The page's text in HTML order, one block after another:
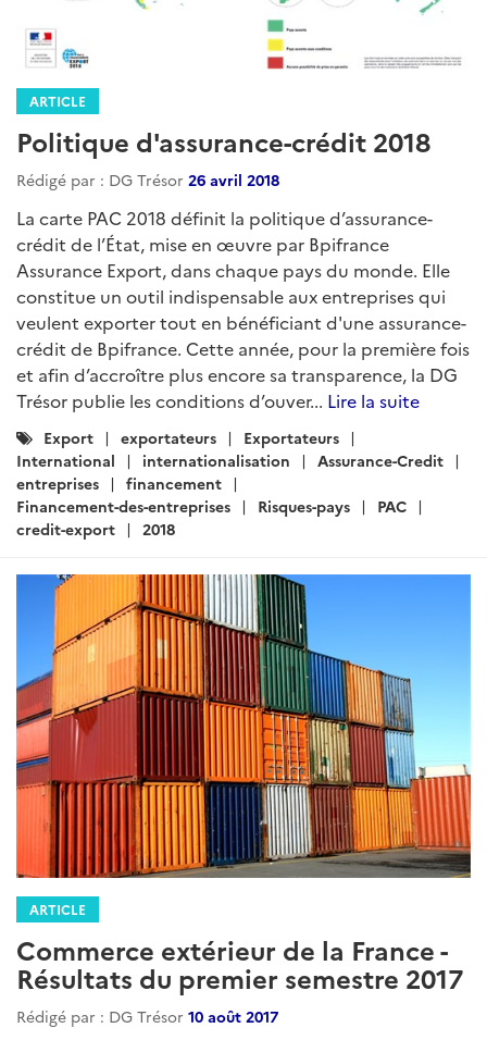
ARTICLE
Politique d'assurance-crédit 2018
Rédigé par : DG Trésor 26 avril 2018
La carte PAC 2018 définit la politique d’assurance-
crédit de l’État, mise en œuvre par Bpifrance
Assurance Export, dans chaque pays du monde. Elle
constitue un outil indispensable aux entreprises qui
veulent exporter tout en bénéficiant d'une assurance-
crédit de Bpifrance. Cette année, pour la première fois
et afin d’accroître plus encore sa transparence, la DG
Trésor publie les conditions d’ouver... Lire la suite
Catégories
:
Export exportateurs
Exportateurs
International
internationalisation
Assurance-Credit
entreprises
financement
Financement-des-entreprises
Risques-pays
PAC
credit-export
2018
ARTICLE
Commerce extérieur de la France -
Résultats du premier semestre 2017
Rédigé par : DG Trésor 10 août 2017